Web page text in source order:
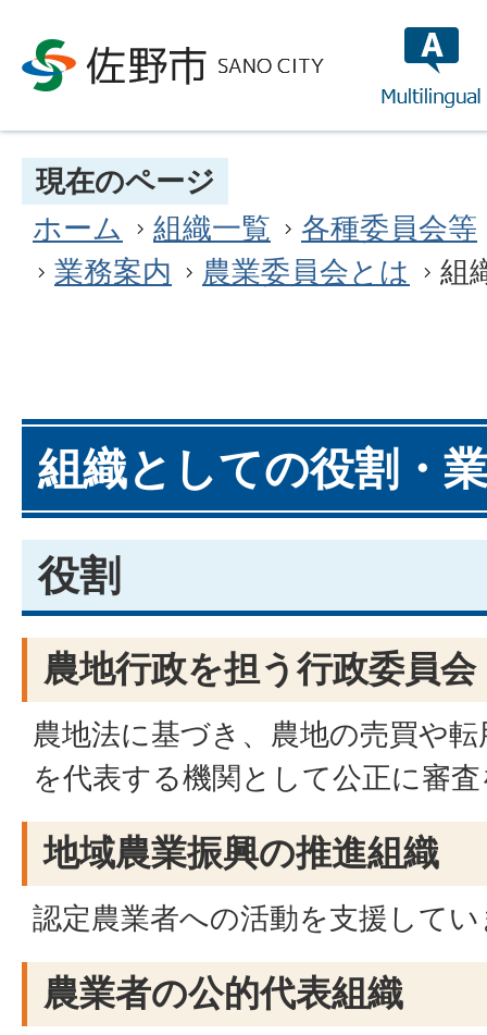
現在のページ
ホーム
組織一覧
各種委員会等
業務案内
農業委員会とは 組
組織としての役割・
役割
農地行政を担う行政委員会
農地法に基づき、農地の売買や
を代表する機関として公正に審
地域農業振興の推進組織
認定農業者への活動を支援して
農業者の公的代表組織